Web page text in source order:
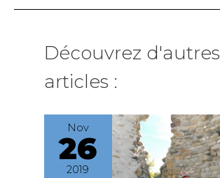
Découvrez d'autres
articles :
Nov
26
2019